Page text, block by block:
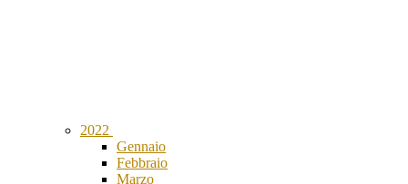
2022
Gennaio
Febbraio
Marzo